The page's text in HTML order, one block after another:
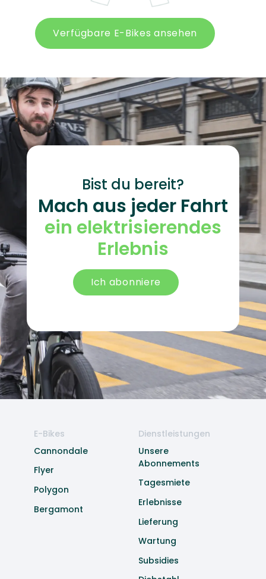
Verfügbare E-Bikes ansehen
Bist du bereit?
Mach aus jeder Fahrt
ein elektrisierendes
Erlebnis
Ich abonniere
E-Bikes
Cannondale
Flyer
Polygon
Bergamont
Dienstleistungen
Unsere
Abonnements
Tagesmiete
Erlebnisse
Lieferung
Wartung
Subsidies